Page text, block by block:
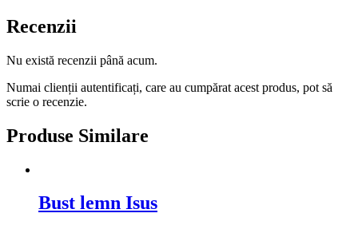
Recenzii
Nu există recenzii până acum.
Numai clienții autentificați, care au cumpărat acest produs, pot să
scrie o recenzie.
Produse Similare
Bust lemn Isus